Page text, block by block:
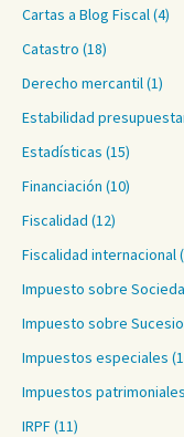
Cartas a Blog Fiscal(4)
Catastro (18)
Derecho mercantil(1)
Estabilidad
Estadísticas (15)
Financiación (10)
Fiscalidad (12)
Fiscalidad internacional
Impuesto sobre
Impuesto sobre
Impuestos especiales
Impuestos patrimoniales
IRPF(11)